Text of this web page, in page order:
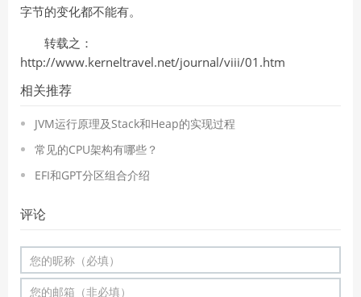
字节的变化都不能有。
转载之：
http://www.kerneltravel.net/journal/viii/01.htm
相关推荐
JVM运行原理及Stack和Heap的实现过程
常见的CPU架构有哪些？
EFI和GPT分区组合介绍
评论